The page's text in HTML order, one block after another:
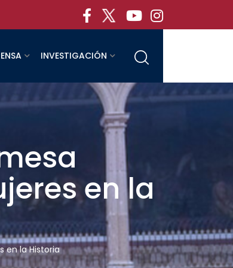
INVESTIGACIÓN
en la
en la Historia